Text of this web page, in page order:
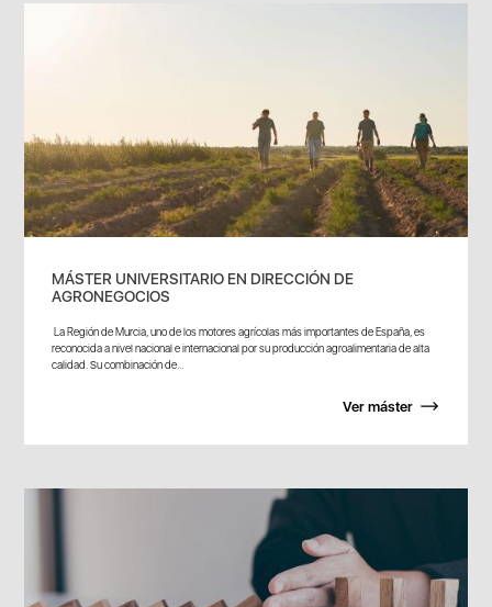
MÁSTER UNIVERSITARIO EN DIRECCIÓN DE
AGRONEGOCIOS
La Región de Murcia, uno de los motores agrícolas más importantes de España, es
reconocida a nivel nacional e internacional por su producción agroalimentaria de alta
calidad. Su combinación de...
Ver máster